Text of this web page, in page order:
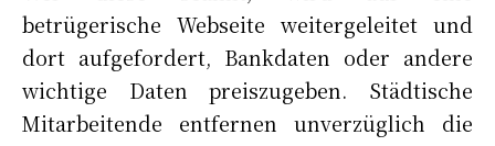
betrügerische Webseite weitergeleitet und
dort aufgefordert, Bankdaten oder andere
wichtige Daten preiszugeben. Städtische
Mitarbeitende entfernen unverzüglich die